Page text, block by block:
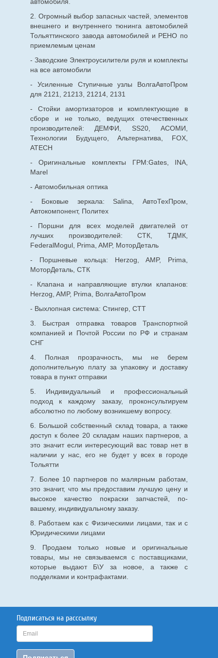
автомобиля.
2. Огромный выбор запасных частей, элементов
внешнего и внутреннего тюнинга автомобилей
Тольяттинского завода автомобилей и РЕНО по
приемлемым ценам
- Заводские Электроусилители руля и комплекты
на все автомобили
- Усиленные Ступичные узлы ВолгаАвтоПром
для 2121, 21213, 21214, 2131
- Стойки амортизаторов и комплектующие в
сборе и не только, ведущих отечественных
производителей: ДЕМФИ, SS20, АСОМИ,
Технологии Будущего, Альтернатива, FOX,
ATECH
- Оригинальные комплекты ГРМ:Gates, INA,
Marel
- Автомобильная оптика
- Боковые зеркала: Salina, АвтоТехПром,
Автокомпонент, Политех
- Поршни для всех моделей двигателей от
лучших производителей: СТК, ТДМК,
FederalMogul, Prima, AMP, МоторДеталь
- Поршневые кольца: Herzog, AMP, Prima,
МоторДеталь, СТК
- Клапана и направляющие втулки клапанов:
Herzog, AMP, Prima, ВолгаАвтоПром
- Выхлопная система: Стингер, СТТ
3. Быстрая отправка товаров Транспортной
компанией и Почтой России по РФ и странам
СНГ
4. Полная прозрачность, мы не берем
дополнительную плату за упаковку и доставку
товара в пункт отправки
5. Индивидуальный и профессиональный
подход к каждому заказу, проконсультируем
абсолютно по любому возникшему вопросу.
6. Большой собственный склад товара, а также
доступ к более 20 складам наших партнеров, а
это значит если интересующий вас товар нет в
наличии у нас, его не будет у всех в городе
Тольятти
7. Более 10 партнеров по малярным работам,
это значит, что мы предоставим лучшую цену и
высокое качество покраски запчастей, по-
вашему, индивидуальному заказу.
8. Работаем как с Физическими лицами, так и с
Юридическими лицами
9. Продаем только новые и оригинальные
товары, мы не связываемся с поставщиками,
которые выдают Б\У за новое, а также с
подделками и контрафактами.
Подписаться на расссылку